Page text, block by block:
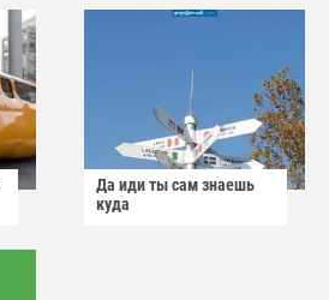
Да иди ты сам знаешь
куда